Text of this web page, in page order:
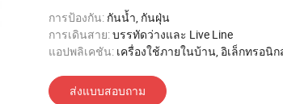
การป้องกัน: กันน้ำ, กันฝุ่น
การเดินสาย:บรรทัดว่างและ Live Line
แอปพลิเคชัน: เครื่องใช้ภายในบ้าน, อิเล็กทรอนิกส์, แสงสว่าง, อุตสาหกรรม, อพาร์ทเมนท์ / วิลล่า, โรงแรม, การ
ส่งแบบสอบถาม